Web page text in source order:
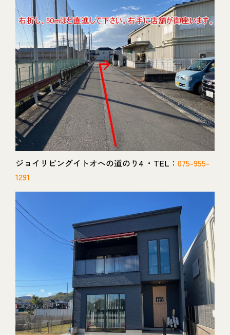
ジョイリビングイトオへの道のり4 ・TEL： 075-955-
1291